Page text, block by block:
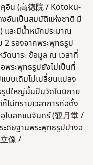
คุอิน (高徳院 / Kotoku-
อันเป็นสมบัติแห่งชาติ มี
และมีน้ำหนักประมาณ
รองจากพระพุทธรูป
ดนาระ ข้อมูล ณ เวลาที่
พระพุทธรูปยังไม่เป็นที่
บเดิมไม่เปลี่ยนแปลง
รูปใหญ่นั้นป็นวัดในนิกาย
ไม่ทราบเวลาการก่อตั้ง
โบสถชมจันทร์ (観月堂 /
ดิษฐานพระพุทธรูปปางอ
像 /